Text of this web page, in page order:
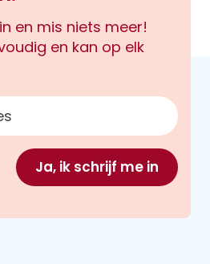
en mis niets meer!
en kan op elk
Ja, ik schrijf me in